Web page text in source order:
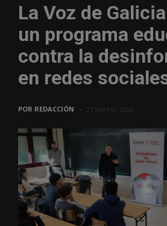
La Voz de
un programa
contra la
en redes
POR REDACCIÓN